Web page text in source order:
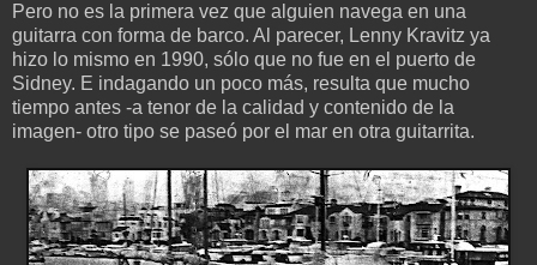
Pero no es la primera vez que alguien navega en una
guitarra con forma de barco. Al parecer, Lenny Kravitz ya
hizo lo mismo en 1990, sólo que no fue en el puerto de
Sidney. E indagando un poco más, resulta que mucho
tiempo antes -a tenor de la calidad y contenido de la
imagen- otro tipo se paseó por el mar en otra guitarrita.